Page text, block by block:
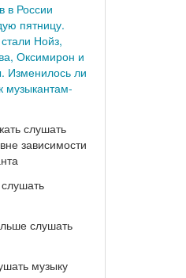
в России
пятницу.
Нойз,
Оксимирон и
Изменилось ли
музыкантам-
слушать
зависимости
слушать
музыку